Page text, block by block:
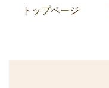
トップページ